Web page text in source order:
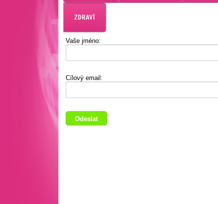
ZDRAVÍ
Vaše jméno:
Cílový email: